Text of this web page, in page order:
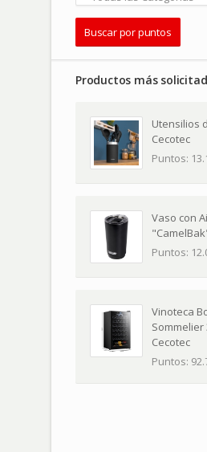
Productos más
Utensilios
Cecotec
Puntos:
Vaso con
Puntos:
Vinoteca
Sommelier
Cecotec
Puntos: